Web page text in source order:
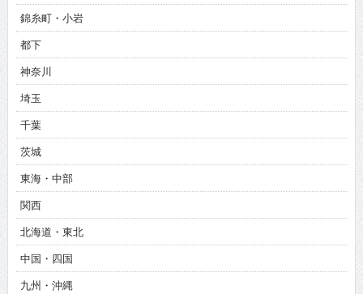
錦糸町・小岩
都下
神奈川
埼玉
千葉
茨城
東海・中部
関西
北海道・東北
中国・四国
九州・沖縄